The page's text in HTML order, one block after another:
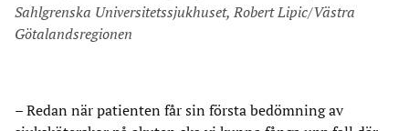
Sahlgrenska Universitetssjukhuset, Robert Lipic/Västra
Götalandsregionen
– Redan när patienten får sin första bedömning av